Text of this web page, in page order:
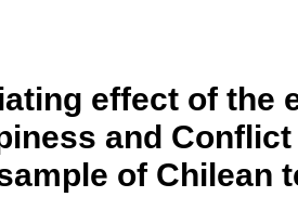
effect of the
and
of Chilean